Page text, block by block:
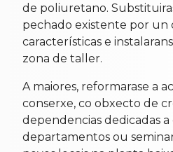
de poliuretano.
pechado existente por un
características e
zona de taller.
A maiores, reformarase a
conserxe, co obxecto de
dependencias dedicadas a
departamentos ou